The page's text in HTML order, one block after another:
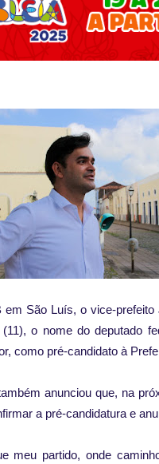
São Luís, o vice-
o nome do deputado
como pré-candidato à
anunciou que, na
a pré-candidatura e
meu partido, onde